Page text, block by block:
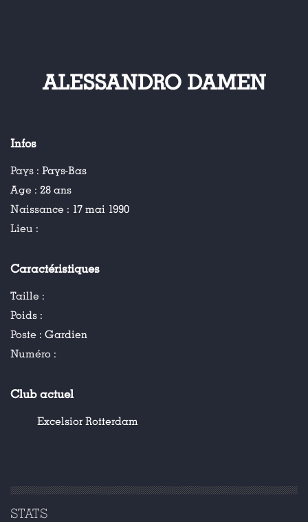
ALESSANDRO DAMEN
Infos
Pays : Pays-Bas
Age : 28 ans
Naissance : 17 mai 1990
Lieu :
Caractéristiques
Taille :
Poids :
Poste : Gardien
Numéro :
Club actuel
Excelsior Rotterdam
STATS